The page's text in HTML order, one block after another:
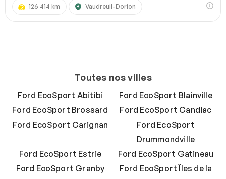
126 414 km Vaudreuil-Dorion
Toutes nos villes
Ford EcoSport Abitibi
Ford EcoSport Blainville
Ford EcoSport Brossard
Ford EcoSport Candiac
Ford EcoSport Carignan
Ford EcoSport
Drummondville
Ford EcoSport Estrie
Ford EcoSport Gatineau
Ford EcoSport Granby
Ford EcoSport Îles de la